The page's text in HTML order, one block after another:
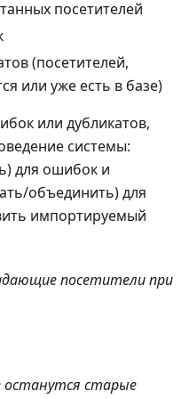
посетителей
(посетителей,
или уже есть в базе)
или дубликатов,
системы:
для ошибок и
объединить) для
импортируемый
посетители при
останутся старые